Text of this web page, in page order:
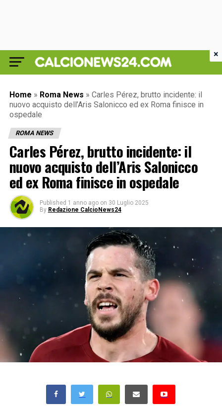
Home » Roma News » Carles Pérez, brutto incidente: il
nuovo acquisto dell’Aris Salonicco ed ex Roma finisce in
ospedale
ROMA NEWS
Carles Pérez, brutto incidente: il
nuovo acquisto dell’Aris Salonicco
ed ex Roma finisce in ospedale
Published 1 anno ago on 30 Luglio 2025
By Redazione CalcioNews24
×